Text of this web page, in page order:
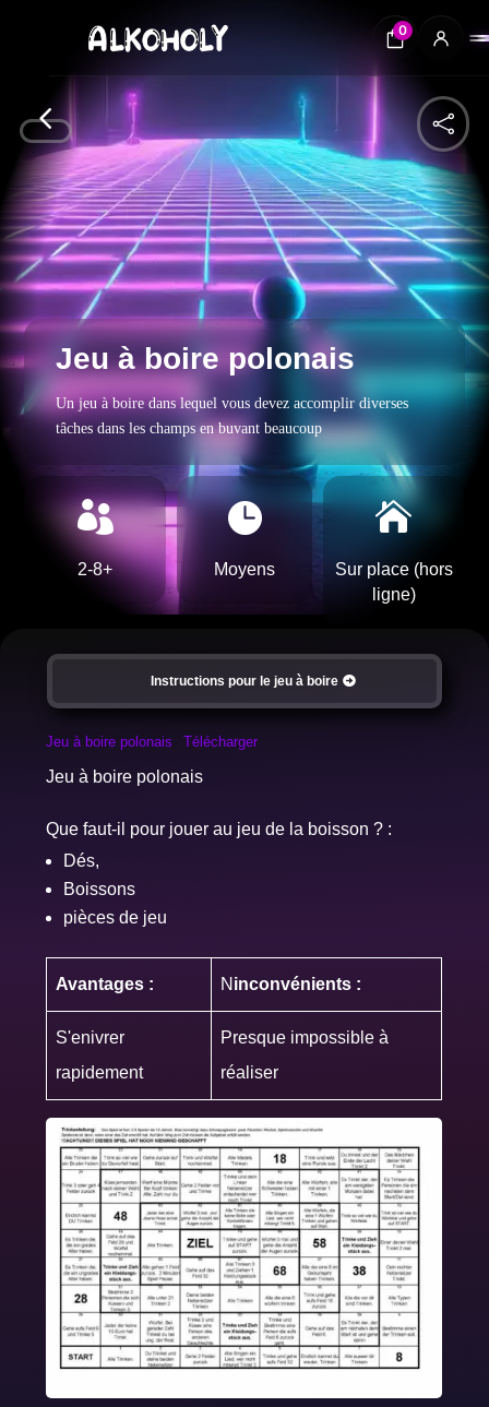
0
4 
Jeu à boire polonais
Un jeu à boire dans lequel vous devez accomplir diverses
tâches dans les champs en buvant beaucoup

2-8+

Moyens

Sur place (hors
ligne)
Instructions pour le jeu à boire
Jeu à boire polonais Télécharger
Jeu à boire polonais
Que faut-il pour jouer au jeu de la boisson ? :
Dés,
Boissons
pièces de jeu
Avantages : N inconvénients :
S'enivrer
rapidement
Presque impossible à
réaliser